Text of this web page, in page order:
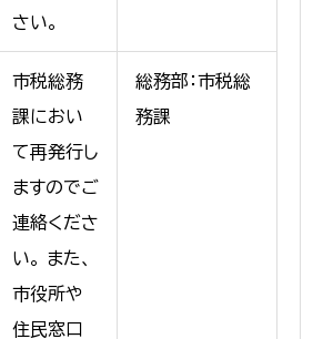
さい。
市税総務
課におい
て再発行し
ますのでご
連絡くださ
い。 また、
市役所や
住民窓口
総務部：市税総
務課